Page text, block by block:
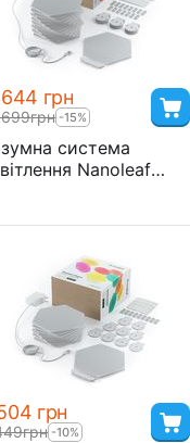
644 грн
грн -15%
система
Nanoleaf
грн
грн -10%